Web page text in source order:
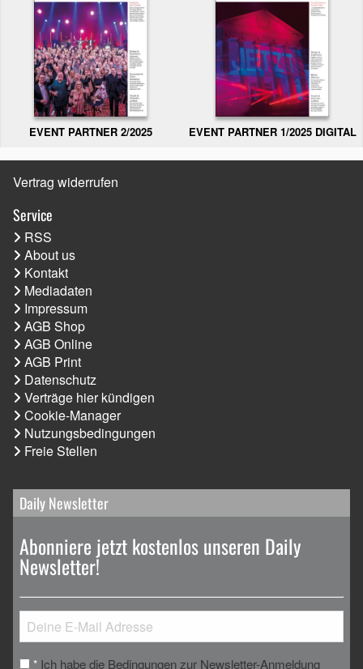
EVENT PARTNER 2/2025 EVENT PARTNER 1/2025 DIGITAL
Vertrag widerrufen
Service
RSS
About us
Kontakt
Mediadaten
Impressum
AGB Shop
AGB Online
AGB Print
Datenschutz
Verträge hier kündigen
Cookie-Manager
Nutzungsbedingungen
Freie Stellen
Daily Newsletter
Abonniere jetzt kostenlos unseren Daily
Newsletter!
* Ich habe die Bedingungen zur Newsletter-Anmeldung